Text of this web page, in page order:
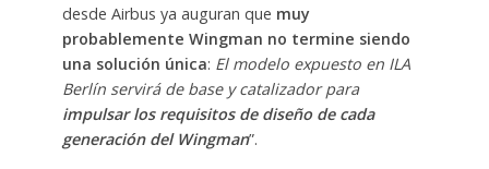
desde Airbus ya auguran que muy
probablemente Wingman no termine siendo
una solución única: El modelo expuesto en ILA
Berlín servirá de base y catalizador para
impulsar los requisitos de diseño de cada
generación del Wingman”.